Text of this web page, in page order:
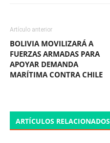
Artículo anterior
BOLIVIA MOVILIZARÁ A
FUERZAS ARMADAS PARA
APOYAR DEMANDA
MARÍTIMA CONTRA CHILE
ARTÍCULOS RELACIONADOS